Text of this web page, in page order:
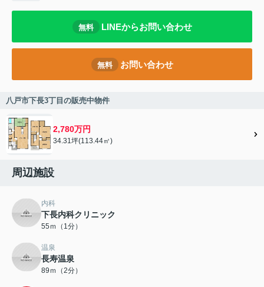
無料 LINEからお問い合わせ
無料 お問い合わせ
八戸市下長3丁目の販売中物件
2,780万円
34.31坪(113.44㎡)
周辺施設
内科
下長内科クリニック
55ｍ（1分）
温泉
長寿温泉
89ｍ（2分）